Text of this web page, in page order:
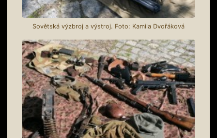
Sovětská výzbroj a výstroj. Foto: Kamila Dvořáková